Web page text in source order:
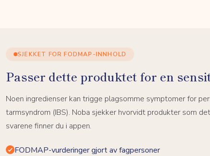
SJEKKET FOR FODMAP-INNHOLD
Passer dette produktet for en
Noen ingredienser kan trigge plagsomme symptomer for
tarmsyndrom (IBS). Noba sjekker hvorvidt produkter som
svarene finner du i appen.
FODMAP-vurderinger gjort av fagpersoner